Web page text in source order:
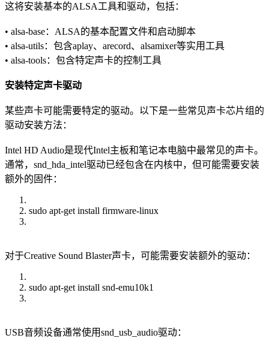
这将安装基本的ALSA工具和驱动，包括：
• alsa-base：ALSA的基本配置文件和启动脚本
• alsa-utils：包含aplay、arecord、alsamixer等实用工具
• alsa-tools：包含特定声卡的控制工具
安装特定声卡驱动
某些声卡可能需要特定的驱动。以下是一些常见声卡芯片组的
驱动安装方法：
Intel HD Audio是现代Intel主板和笔记本电脑中最常见的声卡。
通常，snd_hda_intel驱动已经包含在内核中，但可能需要安装
额外的固件：
sudo apt-get install firmware-linux
对于Creative Sound Blaster声卡，可能需要安装额外的驱动：
sudo apt-get install snd-emu10k1
USB音频设备通常使用snd_usb_audio驱动：